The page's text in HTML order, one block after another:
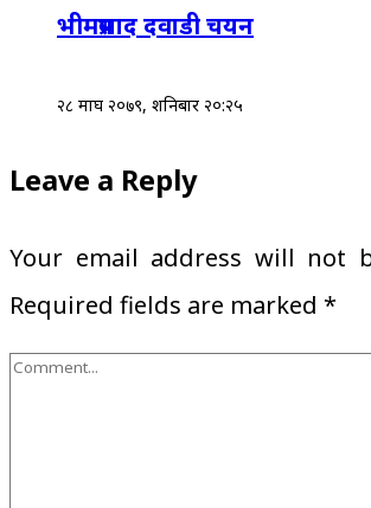
भीमप्रसाद दवाडी चयन
२८ माघ २०७९, शनिबार २०:२५
Leave a Reply
Your email address will not
Required fields are marked *